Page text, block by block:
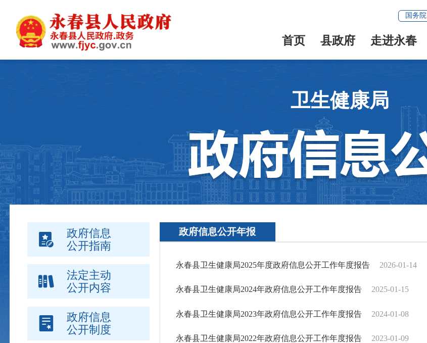
国务院
首页 县政府 走进永春
卫生健康局
政府信息
公开指南
法定主动
公开内容
政府信息
公开制度
政府信息公开年报
永春县卫生健康局2025年度政府信息公开工作年度报告 2026-01-14
永春县卫生健康局2024年政府信息公开工作年度报告 2025-01-15
永春县卫生健康局2023年政府信息公开工作年度报告 2024-01-08
永春县卫生健康局2022年政府信息公开工作年度报告 2023-01-09